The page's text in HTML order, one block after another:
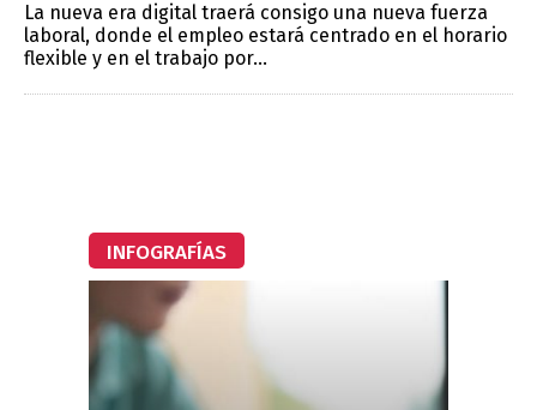
La nueva era digital traerá consigo una nueva fuerza
laboral, donde el empleo estará centrado en el horario
flexible y en el trabajo por...
INFOGRAFÍAS